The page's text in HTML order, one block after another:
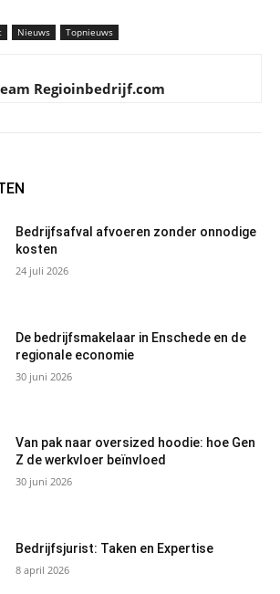
Nieuws Topnieuws
Regioinbedrijf.com
Bedrijfsafval afvoeren zonder onnodige
kosten
24 juli 2026
De bedrijfsmakelaar in Enschede en de
regionale economie
30 juni 2026
Van pak naar oversized hoodie: hoe Gen
Z de werkvloer beïnvloed
30 juni 2026
Bedrijfsjurist: Taken en Expertise
8 april 2026